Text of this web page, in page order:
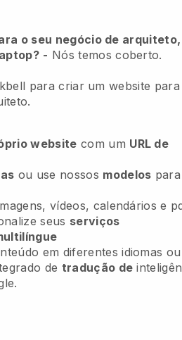
o seu negócio de arquiteto,
- Nós temos coberto.
para criar um website para
website com um URL de
ou use nossos modelos para
vídeos, calendários e
seus serviços
em diferentes idiomas ou
de tradução de